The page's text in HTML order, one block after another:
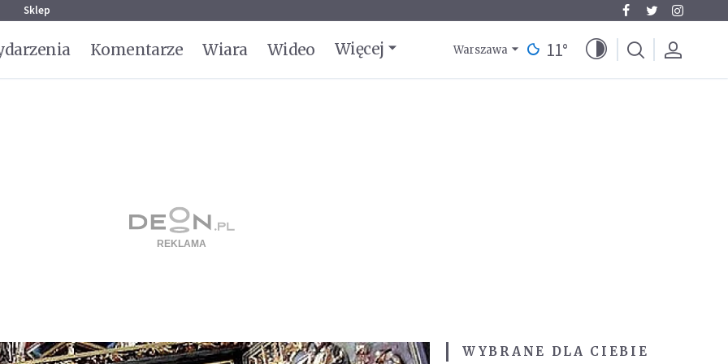
Sklep
Komentarze Wiara Wideo Więcej Warszawa 11°
WYBRANE DLA CIEBIE